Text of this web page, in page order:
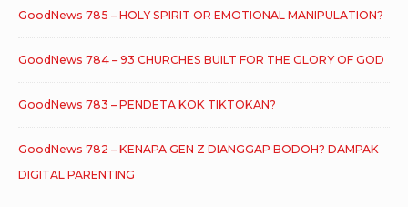
GoodNews 785 – HOLY SPIRIT OR EMOTIONAL MANIPULATION?
GoodNews 784 – 93 CHURCHES BUILT FOR THE GLORY OF GOD
GoodNews 783 – PENDETA KOK TIKTOKAN?
GoodNews 782 – KENAPA GEN Z DIANGGAP BODOH? DAMPAK
DIGITAL PARENTING